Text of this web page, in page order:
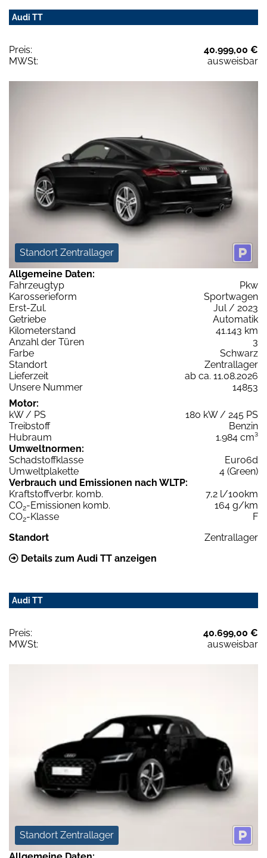
Audi TT
Preis:
40.999,00 €
MWSt:
ausweisbar
Standort Zentrallager
Allgemeine Daten:
Fahrzeugtyp
Pkw
Karosserieform
Sportwagen
Erst-Zul.
Jul / 2023
Getriebe
Automatik
Kilometerstand
41.143 km
Anzahl der Türen
3
Farbe
Schwarz
Standort
Zentrallager
Lieferzeit
ab ca. 11.08.2026
Unsere Nummer
14853
Motor:
kW / PS
180 kW / 245 PS
Treibstoff
Benzin
Hubraum
1.984 cm³
Umweltnormen:
Schadstoffklasse
Euro6d
Umweltplakette
4 (Green)
Verbrauch und Emissionen nach WLTP:
Kraftstoffverbr. komb.
7,2 l/100km
CO2-Emissionen komb.
164 g/km
CO2-Klasse
F
Standort
Zentrallager
Details zum Audi TT anzeigen
Audi TT
Preis:
40.699,00 €
MWSt:
ausweisbar
Standort Zentrallager